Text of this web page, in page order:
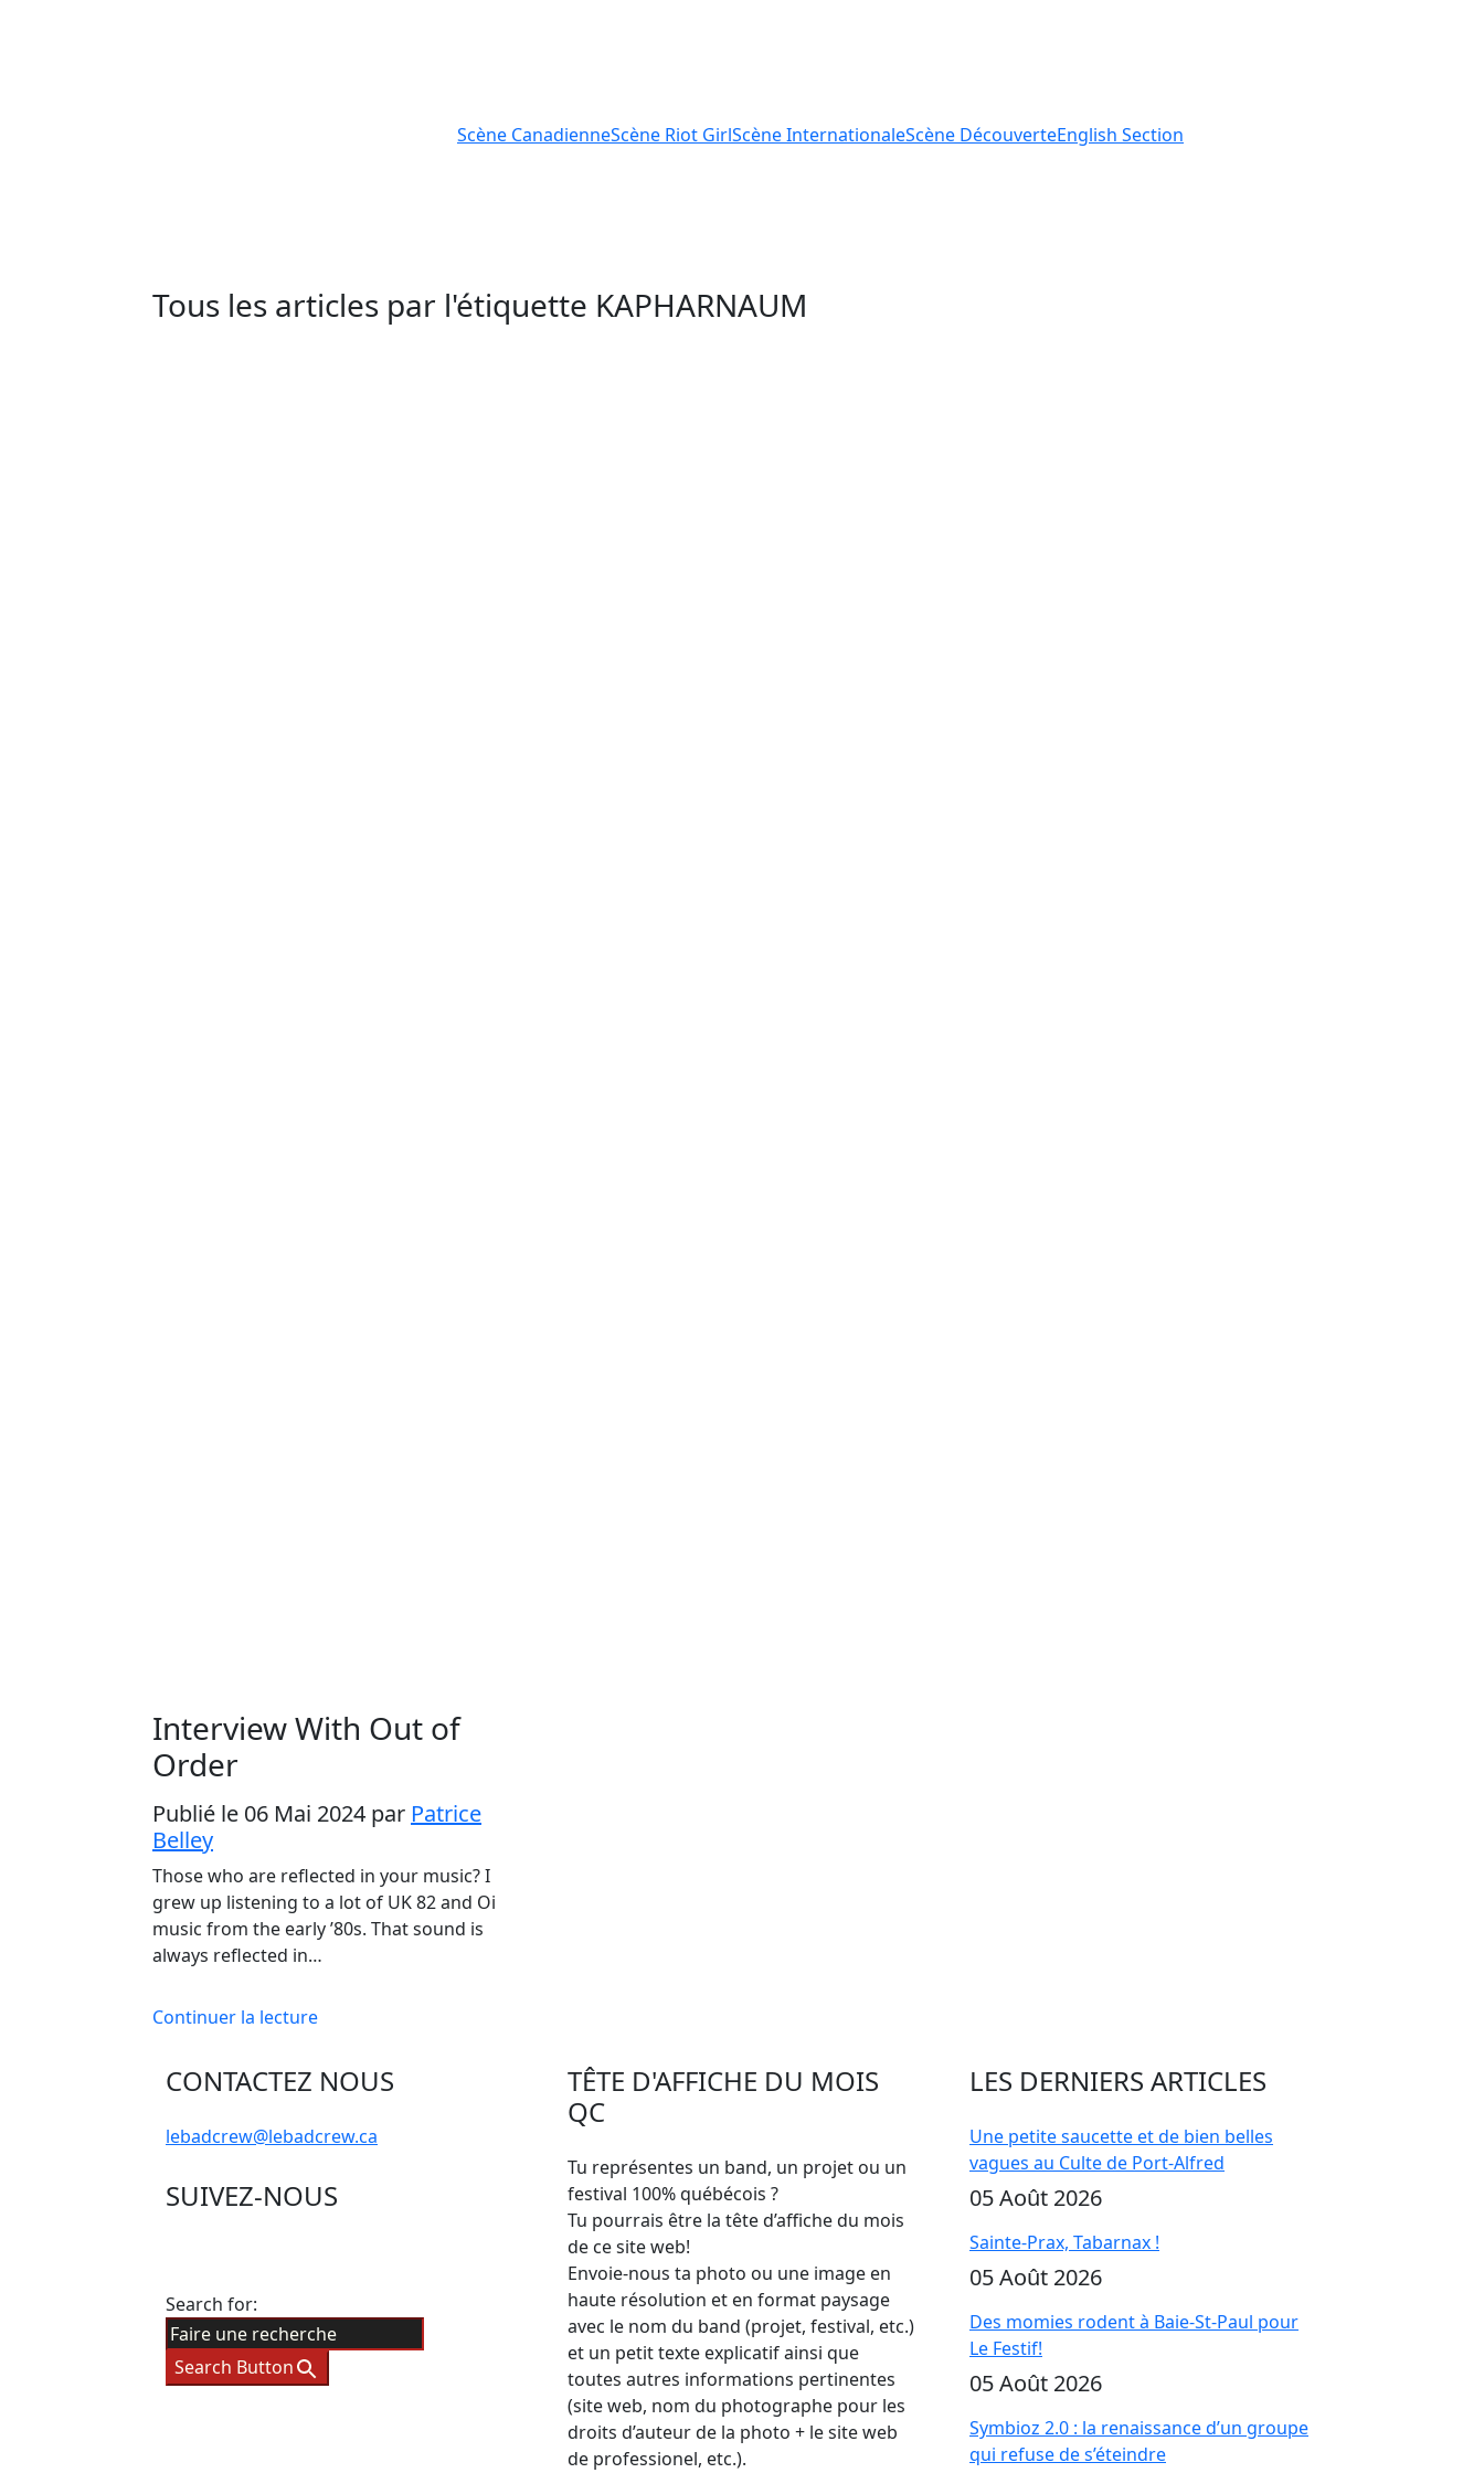
Scène CanadienneScène Riot GirlScèneInternationaleScène DécouverteEnglish Section
Tous les articles par l'étiquette KAPHARNAUM
Interview With Out of
Order
Publié le 06 Mai 2024 par Patrice
Belley
Those who are reflected in your music? I
grew up listening to a lot of UK 82 and Oi
music from the early ’80s. That sound is
always reflected in…
Continuer la lecture
CONTACTEZ NOUS
lebadcrew@lebadcrew.ca
SUIVEZ-NOUS
Search for:
Search Button
TÊTE D'AFFICHE DU MOIS
QC
Tu représentes un band, un projet ou un
festival 100% québécois ?
Tu pourrais être la tête d’affiche du mois
de ce site web!
Envoie-nous ta photo ou une image en
haute résolution et en format paysage
avec le nom du band (projet, festival, etc.)
et un petit texte explicatif ainsi que
toutes autres informations pertinentes
(site web, nom du photographe pour les
droits d’auteur de la photo + le site web
de professionel, etc.).
LES DERNIERS ARTICLES
Une petite saucette et de bien belles
vagues au Culte de Port-Alfred
05 Août 2026
Sainte-Prax, Tabarnax !
05 Août 2026
Des momies rodent à Baie-St-Paul pour
Le Festif!
05 Août 2026
Symbioz 2.0 : la renaissance d’un groupe
qui refuse de s’éteindre